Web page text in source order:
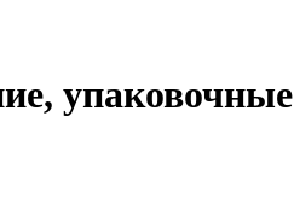
упаковочные